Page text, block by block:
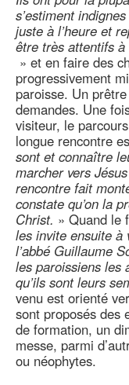
s’estiment
juste à l’heure et
être très attentifs à
» et en faire des
progressivement
paroisse. Un
demandes. Une
visiteur, le
longue rencontre
sont et connaître
marcher vers
rencontre fait
constate qu’on la
Christ. » Quand le
les invite ensuite à
l’abbé Guillaume
les paroissiens les
qu’ils sont leurs
venu est orienté
sont proposés des
de formation, un
messe, parmi
ou néophytes.